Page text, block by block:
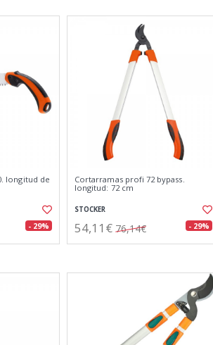
longitud de
- 29%
Cortarramas profi 72 bypass.
longitud: 72 cm
STOCKER
54,11€ 76,14€ - 29%